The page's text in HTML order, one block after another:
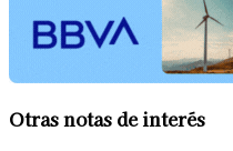
Otras notas de interés